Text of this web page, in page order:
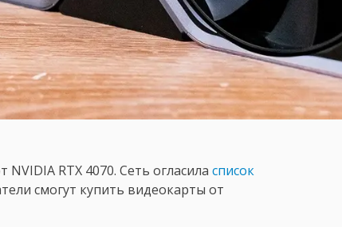
RTX 4070. Сеть огласила список
смогут купить видеокарты от